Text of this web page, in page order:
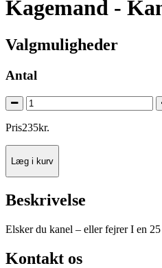
Kagemand -
Valgmuligheder
Antal
Pris235kr.
Læg i kurv
Beskrivelse
Elsker du kanel – eller fejrer I en
Kontakt os